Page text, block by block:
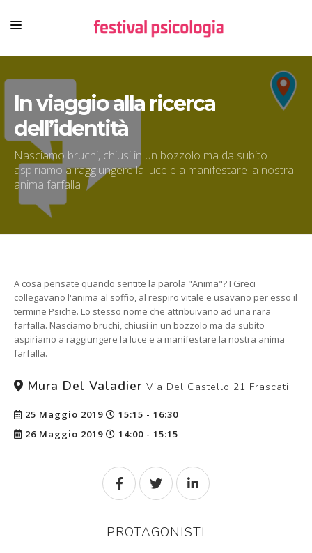
CHI SIAMO
NEWSLETTER
CONTENUTI
VIDEO
FESTIVAL
In viaggio alla ricerca
dell’identità
Nasciamo bruchi, chiusi in un bozzolo ma da subito
aspiriamo a raggiungere la luce e a manifestare la nostra
anima farfalla
A cosa pensate quando sentite la parola "Anima"? I Greci
collegavano l'anima al soffio, al respiro vitale e usavano per esso il
termine Psiche. Lo stesso nome che attribuivano ad una rara
farfalla. Nasciamo bruchi, chiusi in un bozzolo ma da subito
aspiriamo a raggiungere la luce e a manifestare la nostra anima
farfalla.
Mura Del Valadier Via Del Castello 21 Frascati
25 Maggio 2019
15:15 - 16:30
26 Maggio 2019
14:00 - 15:15
PROTAGONISTI